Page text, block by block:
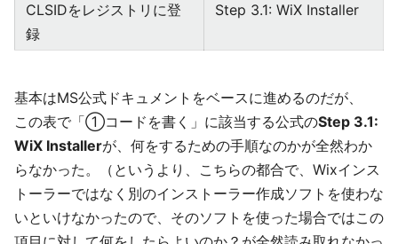
CLSIDをレジストリに登
録
Step 3.1: WiX Installer
基本はMS公式ドキュメントをベースに進めるのだが、
この表で「①コードを書く」に該当する公式のStep 3.1:
WiX Installerが、何をするための手順なのかが全然わか
らなかった。（というより、こちらの都合で、Wixインス
トーラーではなく別のインストーラー作成ソフトを使わな
いといけなかったので、そのソフトを使った場合ではこの